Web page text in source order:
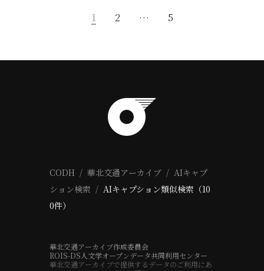
1 2 … 5
CODH 華北交通アーカイブ
AIキャプ
ション検索
AIキャプション類似検索（10
0件）
華北交通アーカイブ作成委員会
ROIS-DS人文学オープンデータ共同利用センター
華北交通アーカイブで提供するデータのご利用にあ